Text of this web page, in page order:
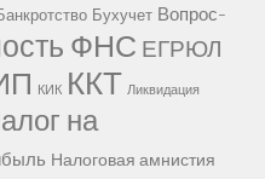
Бухучет Вопрос-
ФНС ЕГРЮЛ
КИК ККТ Ликвидация
на
Налоговая амнистия